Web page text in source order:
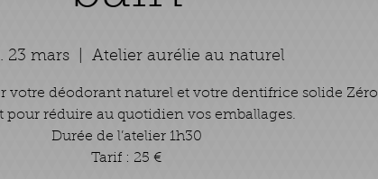
23 mars
  |
Atelier aurélie au naturel
votre déodorant naturel et votre dentifrice solide Zéro
pour réduire au quotidien vos emballages.
Durée de l’atelier 1h30
Tarif : 25 €